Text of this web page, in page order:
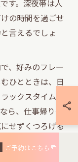
す。深夜帯は人
の時間を過ごせ
言えるでしょ
、好みのフレー
ひとときは、日
ックスタイムと
ら、仕事帰りや
せずくつろげる
ご予約はこちら